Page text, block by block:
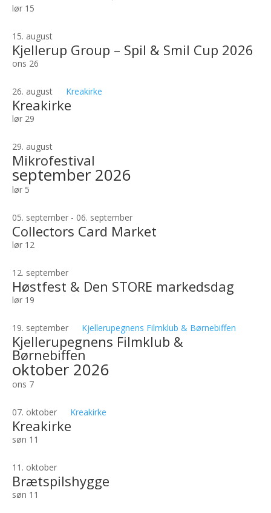
lør 15
15. august
Kjellerup Group – Spil & Smil Cup 2026
ons 26
26. august Kreakirke
Kreakirke
lør 29
29. august
Mikrofestival
september 2026
lør 5
05. september- 06. september
Collectors Card Market
lør 12
12. september
Høstfest & Den STORE markedsdag
lør 19
19. september Kjellerupegnens Filmklub & Børnebiffen
Kjellerupegnens Filmklub &
Børnebiffen
oktober 2026
ons 7
07. oktober Kreakirke
Kreakirke
søn 11
11. oktober
Brætspilshygge
søn 11